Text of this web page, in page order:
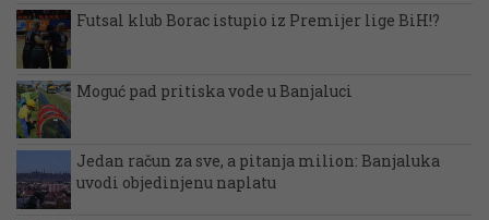
Futsal klub Borac istupio iz Premijer lige BiH!?
Moguć pad pritiska vode u Banjaluci
Jedan račun za sve, a pitanja milion: Banjaluka
uvodi objedinjenu naplatu